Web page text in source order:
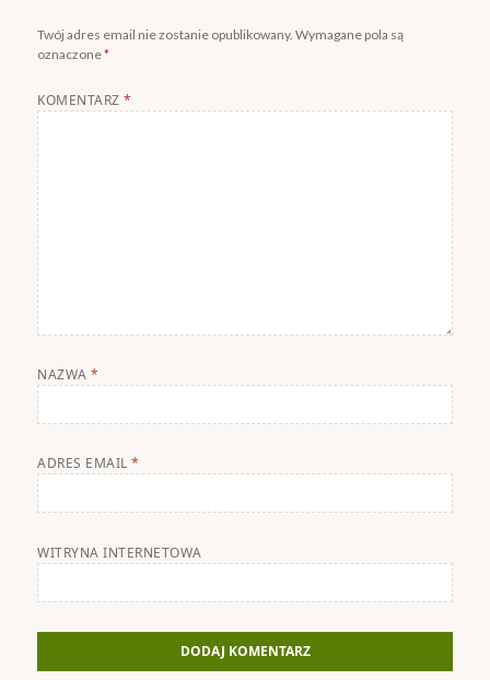
Twój adres email nie zostanie opublikowany. Wymagane pola są
oznaczone*
KOMENTARZ*
NAZWA*
ADRES EMAIL*
WITRYNA INTERNETOWA